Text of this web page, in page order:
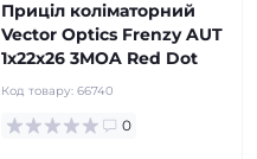
Приціл коліматорний
Vector Optics Frenzy AUT
1x22x26 3MOA Red Dot
Код товару: 66740
0